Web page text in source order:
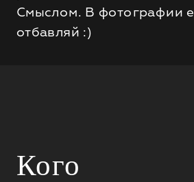
Смыслом. В фотографии
отбавляй :)
Кого